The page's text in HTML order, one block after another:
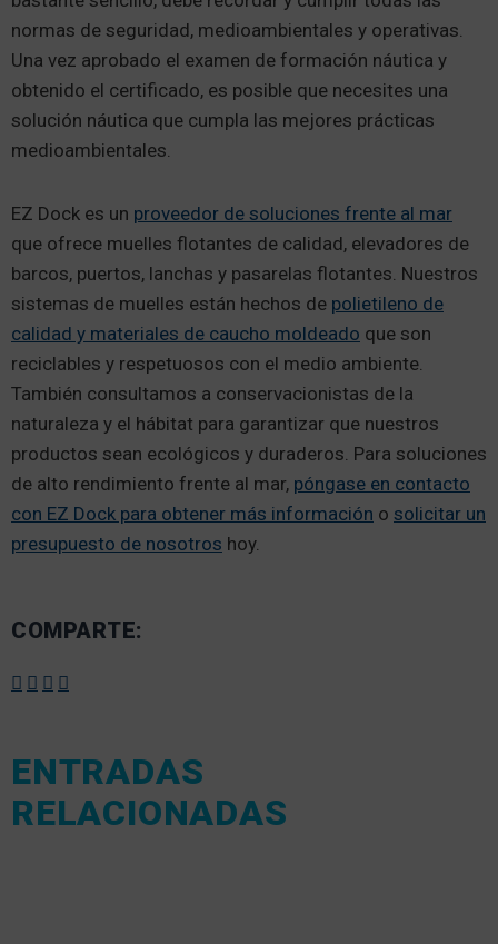
normas de seguridad, medioambientales y operativas.
Una vez aprobado el examen de formación náutica y
obtenido el certificado, es posible que necesites una
solución náutica que cumpla las mejores prácticas
medioambientales.
EZ Dock es un proveedor de soluciones frente al mar
que ofrece muelles flotantes de calidad, elevadores de
barcos, puertos, lanchas y pasarelas flotantes. Nuestros
sistemas de muelles están hechos de polietileno de
calidad y materiales de caucho moldeado que son
reciclables y respetuosos con el medio ambiente.
También consultamos a conservacionistas de la
naturaleza y el hábitat para garantizar que nuestros
productos sean ecológicos y duraderos. Para soluciones
de alto rendimiento frente al mar, póngase en contacto
con EZ Dock para obtener más información o solicitar un
presupuesto de nosotros hoy.
COMPARTE:
ENTRADAS
RELACIONADAS